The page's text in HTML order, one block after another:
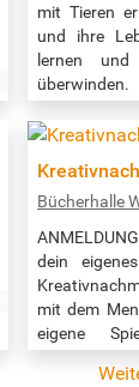
mit Tieren
und ihre
lernen
Menschen
Gesellschaft
Bücherhalle
dein
mit dem
eigene